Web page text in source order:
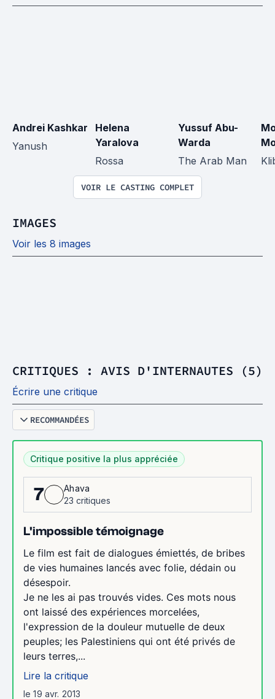
Andrei Kashkar
Yanush
Helena
Yaralova
Rossa
Yussuf Abu-
Warda
The Arab Man
VOIR LE CASTING COMPLET
IMAGES
Voir les 8 images
CRITIQUES : AVIS D'INTERNAUTES (5)
Écrire une critique
RECOMMANDÉES
Critique positive la plus appréciée
7
Ahava
23 critiques
L'impossible témoignage
Le film est fait de dialogues émiettés, de bribes
de vies humaines lancés avec folie, dédain ou
désespoir.
Je ne les ai pas trouvés vides. Ces mots nous
ont laissé des expériences morcelées,
l'expression de la douleur mutuelle de deux
peuples; les Palestiniens qui ont été privés de
leurs terres,...
Lire la critique
le 19 avr. 2013